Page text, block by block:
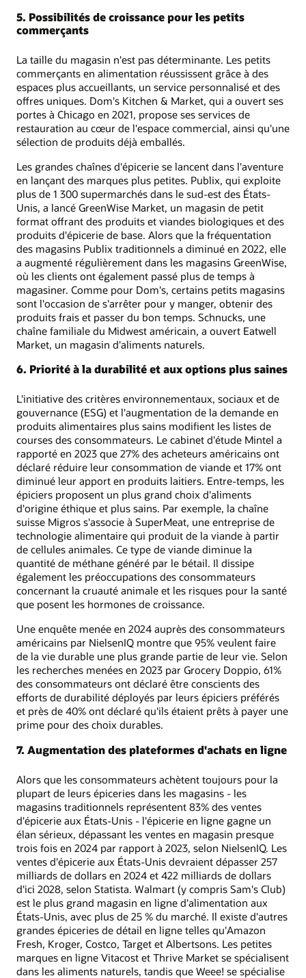
5. Possibilités de croissance pour les petits
commerçants
La taille du magasin n'est pas déterminante. Les petits
commerçants en alimentation réussissent grâce à des
espaces plus accueillants, un service personnalisé et des
offres uniques. Dom's Kitchen & Market, qui a ouvert ses
portes à Chicago en 2021, propose ses services de
restauration au cœur de l'espace commercial, ainsi qu'une
sélection de produits déjà emballés.
Les grandes chaînes d'épicerie se lancent dans l'aventure
en lançant des marques plus petites. Publix, qui exploite
plus de 1 300 supermarchés dans le sud-est des États-
Unis, a lancé GreenWise Market, un magasin de petit
format offrant des produits et viandes biologiques et des
produits d'épicerie de base. Alors que la fréquentation
des magasins Publix traditionnels a diminué en 2022, elle
a augmenté régulièrement dans les magasins GreenWise,
où les clients ont également passé plus de temps à
magasiner. Comme pour Dom's, certains petits magasins
sont l'occasion de s'arrêter pour y manger, obtenir des
produits frais et passer du bon temps. Schnucks, une
chaîne familiale du Midwest américain, a ouvert Eatwell
Market, un magasin d'aliments naturels.
6. Priorité à la durabilité et aux options plus saines
L'initiative des critères environnementaux, sociaux et de
gouvernance (ESG) et l'augmentation de la demande en
produits alimentaires plus sains modifient les listes de
courses des consommateurs. Le cabinet d'étude Mintel a
rapporté en 2023 que 27% des acheteurs américains ont
déclaré réduire leur consommation de viande et 17% ont
diminué leur apport en produits laitiers. Entre-temps, les
épiciers proposent un plus grand choix d'aliments
d'origine éthique et plus sains. Par exemple, la chaîne
suisse Migros s'associe à SuperMeat, une entreprise de
technologie alimentaire qui produit de la viande à partir
de cellules animales. Ce type de viande diminue la
quantité de méthane généré par le bétail. Il dissipe
également les préoccupations des consommateurs
concernant la cruauté animale et les risques pour la santé
que posent les hormones de croissance.
Une enquête menée en 2024 auprès des consommateurs
américains par NielsenIQ montre que 95% veulent faire
de la vie durable une plus grande partie de leur vie. Selon
les recherches menées en 2023 par Grocery Doppio, 61%
des consommateurs ont déclaré être conscients des
efforts de durabilité déployés par leurs épiciers préférés
et près de 40% ont déclaré qu'ils étaient prêts à payer une
prime pour des choix durables.
7. Augmentation des plateformes d'achats en ligne
Alors que les consommateurs achètent toujours pour la
plupart de leurs épiceries dans les magasins - les
magasins traditionnels représentent 83% des ventes
d'épicerie aux États-Unis - l'épicerie en ligne gagne un
élan sérieux, dépassant les ventes en magasin presque
trois fois en 2024 par rapport à 2023, selon NielsenIQ. Les
ventes d'épicerie aux États-Unis devraient dépasser 257
milliards de dollars en 2024 et 422 milliards de dollars
d'ici 2028, selon Statista. Walmart (y compris Sam's Club)
est le plus grand magasin en ligne d'alimentation aux
États-Unis, avec plus de 25 % du marché. Il existe d'autres
grandes épiceries de détail en ligne telles qu'Amazon
Fresh, Kroger, Costco, Target et Albertsons. Les petites
marques en ligne Vitacost et Thrive Market se spécialisent
dans les aliments naturels, tandis que Weee! se spécialise